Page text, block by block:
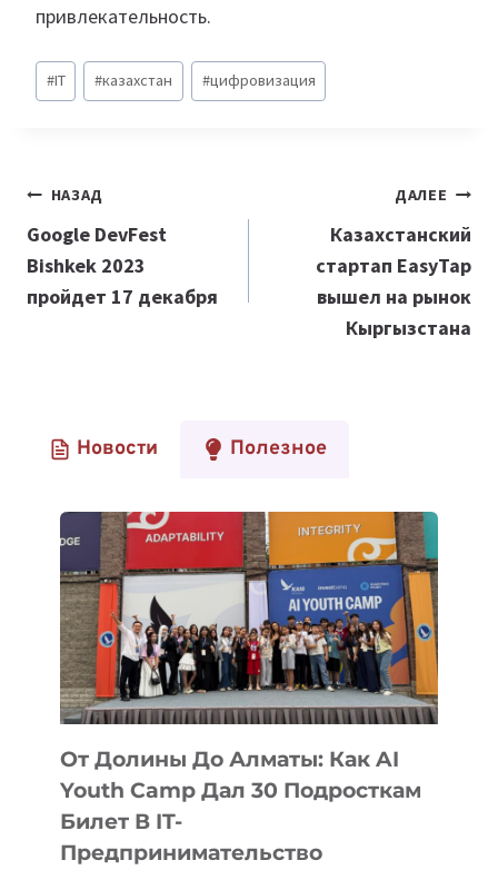
привлекательность.
Метки
записи:
#IT #казахстан #цифровизация
Навигация
по
записям
НАЗАД
Google DevFest
Bishkek 2023
пройдет 17 декабря
ДАЛЕЕ
Казахстанский
стартап EasyTap
вышел на рынок
Кыргызстана
Новости Полезное
От Долины До Алматы: Как AI
Youth Camp Дал 30 Подросткам
Билет В IT-
Предпринимательство